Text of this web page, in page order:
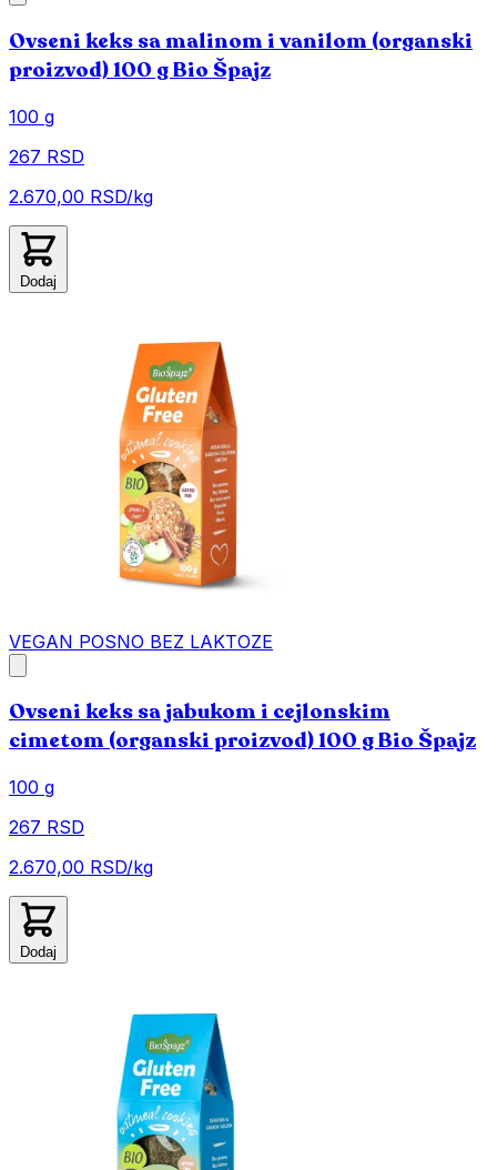
Ovseni keks sa malinom i vanilom (organski
proizvod) 100 g Bio Špajz
100 g
267 RSD
2.670,00 RSD/kg
Dodaj
VEGAN POSNO BEZ LAKTOZE
Ovseni keks sa jabukom i cejlonskim
cimetom (organski proizvod) 100 g Bio Špajz
100 g
267 RSD
2.670,00 RSD/kg
Dodaj